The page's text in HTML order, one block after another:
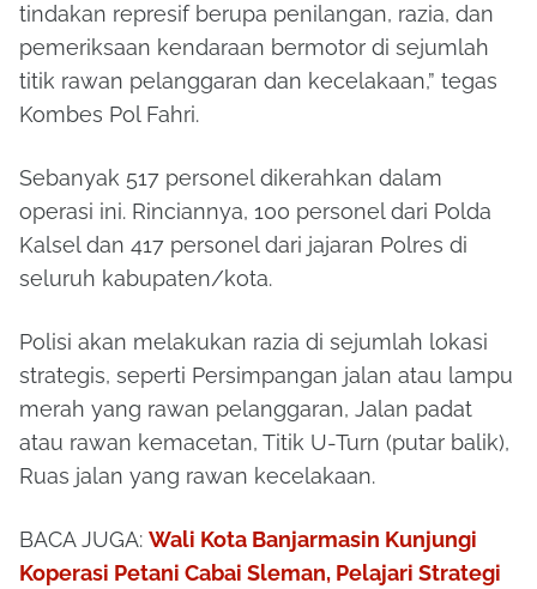
tindakan represif berupa penilangan, razia, dan
pemeriksaan kendaraan bermotor di sejumlah
titik rawan pelanggaran dan kecelakaan,” tegas
Kombes Pol Fahri.
Sebanyak 517 personel dikerahkan dalam
operasi ini. Rinciannya, 100 personel dari Polda
Kalsel dan 417 personel dari jajaran Polres di
seluruh kabupaten/kota.
Polisi akan melakukan razia di sejumlah lokasi
strategis, seperti Persimpangan jalan atau lampu
merah yang rawan pelanggaran, Jalan padat
atau rawan kemacetan, Titik U-Turn (putar balik),
Ruas jalan yang rawan kecelakaan.
BACA JUGA: Wali Kota Banjarmasin Kunjungi
Koperasi Petani Cabai Sleman, Pelajari Strategi